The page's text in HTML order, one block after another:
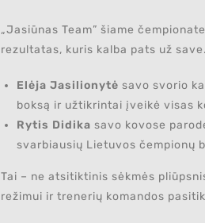
„Jasiūnas Team” šiame
rezultatas, kuris kalba pats už save.
Elėja Jasilionytė savo svorio
boksą ir užtikrintai įveikė visas
Rytis Didika savo kovose
svarbiausių Lietuvos čempionų
Tai – ne atsitiktinis sėkmės
režimui ir trenerių komandos